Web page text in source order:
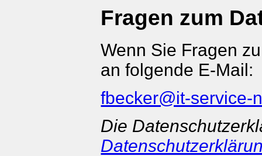
Fragen zum
Wenn Sie Fragen
an folgende E-Mail:
fbecker@it-service-
Die